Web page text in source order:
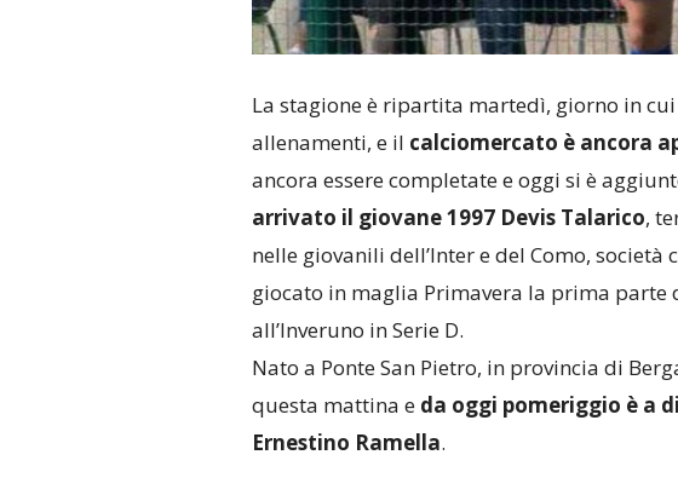
La stagione è ripartita martedì, giorno in
allenamenti, e il calciomercato è ancora
ancora essere completate e oggi si è
arrivato il giovane 1997 Devis Talarico,
nelle giovanili dell’Inter e del Como, società
giocato in maglia Primavera la prima parte
all’Inveruno in Serie D.
Nato a Ponte San Pietro, in provincia di
questa mattina eda oggi pomeriggio è a
Ernestino Ramella.